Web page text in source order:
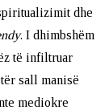
dhe
. I dhimbshëm
të infiltruar
sall manisë
mediokre